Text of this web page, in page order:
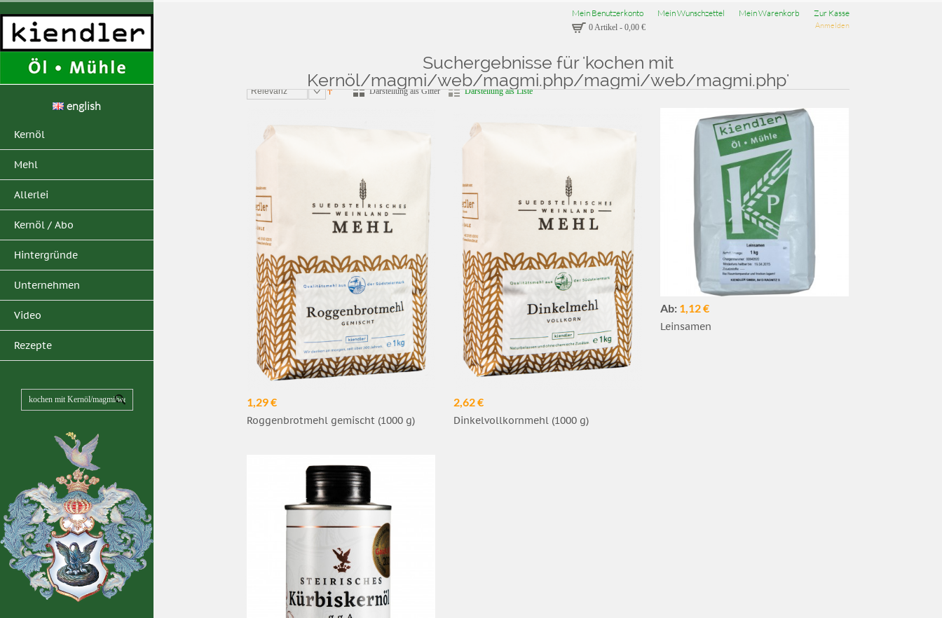
english
Kernöl
Mehl
Allerlei
Kernöl / Abo
Hintergründe
Unternehmen
Video
Rezepte
Mein Benutzerkonto Mein Wunschzettel Mein Warenkorb Zur Kasse
Anmelden
0 Artikel - 0,00 €
Suchergebnisse für 'kochen mit
Kernöl/magmi/web/magmi.php/magmi/web/magmi.php'
Suchergebnisse für: 'kochen mit Kernöl/magmi/web/magmi.php/magmi/web/magmi.php'
Relevanz Darstellung als Gitter Darstellung als Liste
1,29 €
Roggenbrotmehl gemischt (1000 g)
2,62 €
Dinkelvollkornmehl (1000 g)
Ab: 1,12 €
Leinsamen